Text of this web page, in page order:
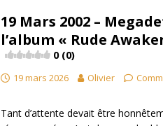
19 Mars 2002 –
l’album « Rude
0 (0)
19 mars 2026 Olivier
Tant d’attente devait être